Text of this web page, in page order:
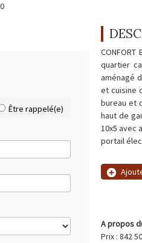
Être rappelé(e)
CONFORT
quartier
aménagé
et cuisine
bureau et
haut de
10x5 avec
portail
A propos
Prix : 842